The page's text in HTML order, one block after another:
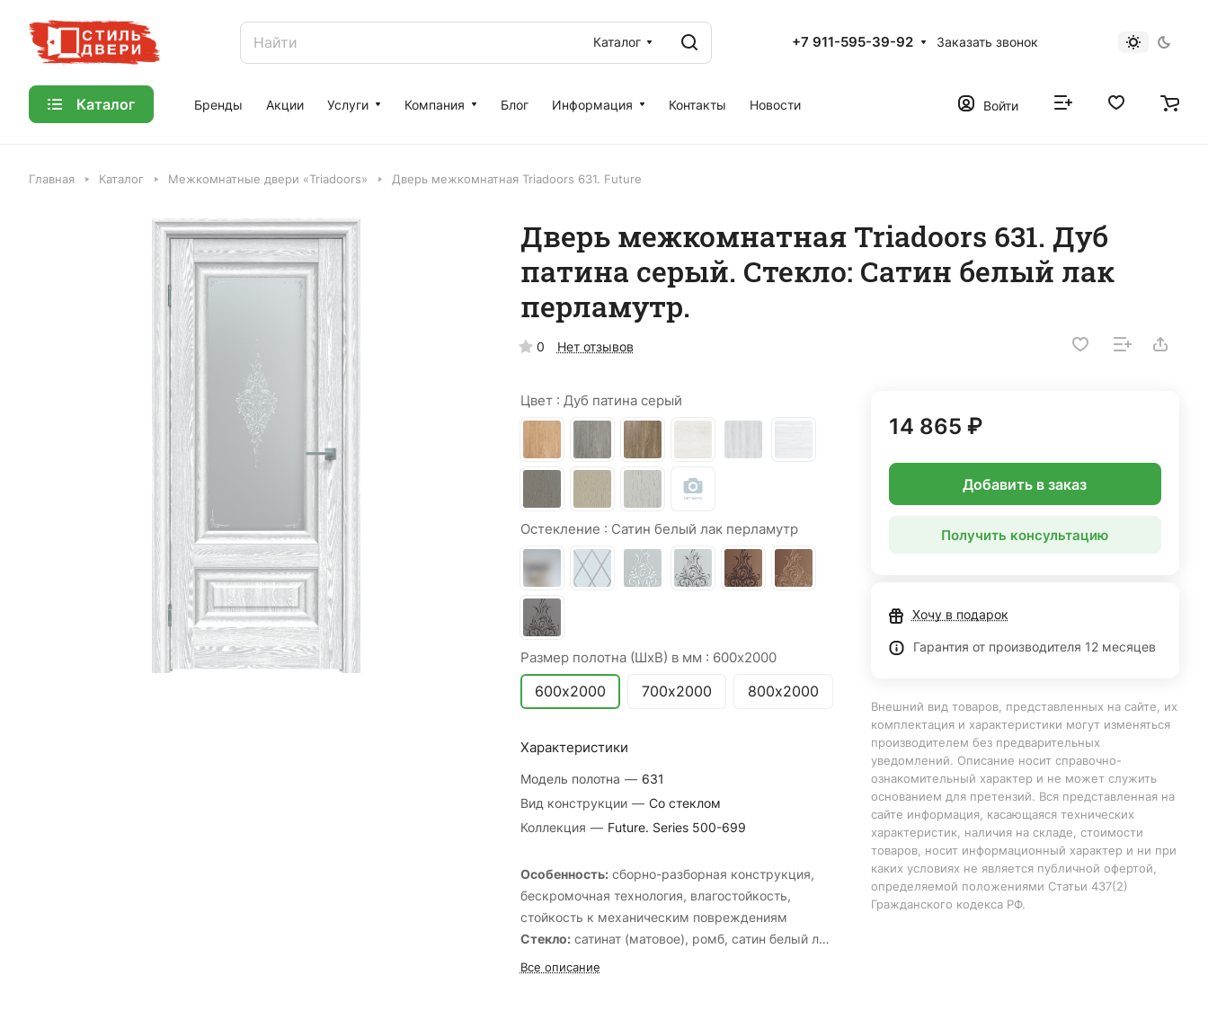
Каталог +7 911-595-39-92 Заказать звонок
Каталог Бренды Акции Услуги Компания Блог Информация Контакты Новости Войти
Главная Каталог Межкомнатные двери «Triadoors» Дверь межкомнатная Triadoors 631. Future
Дверь межкомнатная Triadoors 631. Дуб
патина серый. Стекло: Сатин белый лак
перламутр.
0 Нет отзывов
Цвет : Дуб патина серый
Остекление : Сатин белый лак перламутр
Размер полотна (ШхВ) в мм : 600х2000
600х2000 700х2000 800х2000
Характеристики
Модель полотна — 631
Вид конструкции — Со стеклом
Коллекция — Future. Series 500-699
Особенность:cборно-разборная конструкция,
бескромочная технология, влагостойкость,
стойкость к механическим повреждениям
Стекло:сатинат (матовое), ромб, cатин белый лак
перламутр, cатин белый лак прозрачный, cатин
Все описание
14 865 ₽
Добавить в заказ
Получить консультацию
Хочу в подарок
Гарантия от производителя 12 месяцев
Внешний вид товаров, представленных на сайте, их
комплектация и характеристики могут изменяться
производителем без предварительных
уведомлений. Описание носит справочно-
ознакомительный характер и не может служить
основанием для претензий. Вся представленная на
сайте информация, касающаяся технических
характеристик, наличия на складе, стоимости
товаров, носит информационный характер и ни при
каких условиях не является публичной офертой,
определяемой положениями Статьи 437(2)
Гражданского кодекса РФ.